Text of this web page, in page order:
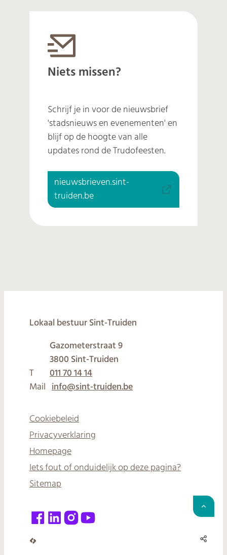
Niets missen?
Schrijf je in voor de nieuwsbrief
'stadsnieuws en evenementen' en
blijf op de hoogte van alle
updates rond de Trudofeesten.
nieuwsbrieven.sint-
truiden.be
© 2026
Lokaal bestuur Sint-Truiden
Gazometerstraat 9
,
3800 Sint-Truiden
T
011 70 14 14
Mail
info@sint-truiden.be
Cookiebeleid
Privacyverklaring
Homepage
Iets fout of onduidelijk op deze pagina?
Sitemap
Facebook
LinkedInInstagram
YouTube
LCP nv 2026 © Deel